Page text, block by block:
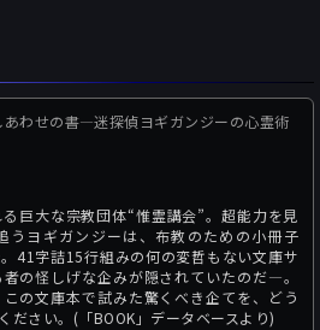
あわせの書―迷探偵ヨギガンジーの心霊術
巨大な宗教団体“惟霊講会”。超能力を見
うヨギガンジーは、布教のための小冊子
。41字詰15行組みの何の変哲もない文庫サ
の怪しげな企みが隠されていたのだ―。
の文庫本で試みた驚くべき企てを、どう
ださい。(「BOOK」データベースより)